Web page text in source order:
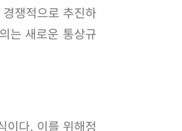
쟁적으로 추진하
는 새로운 통상규
이다. 이를 위해정